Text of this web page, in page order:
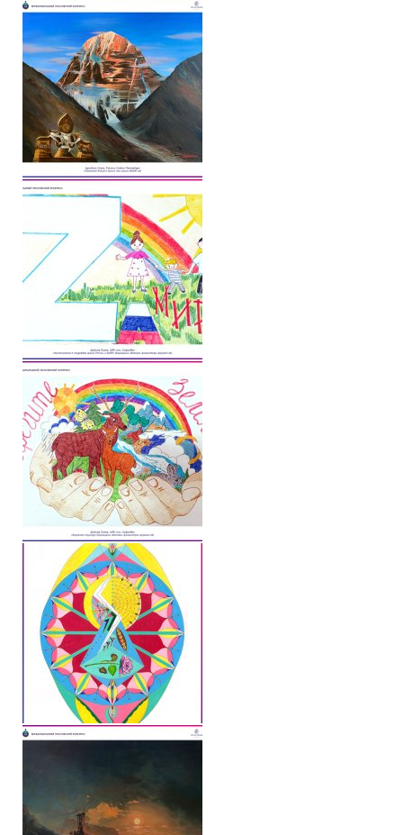
ПОДДЕРЖАТЬ ФОНД
Пожертвовать денежные средства
Стать волонтером
Стать партнером
КОНТАКТЫ